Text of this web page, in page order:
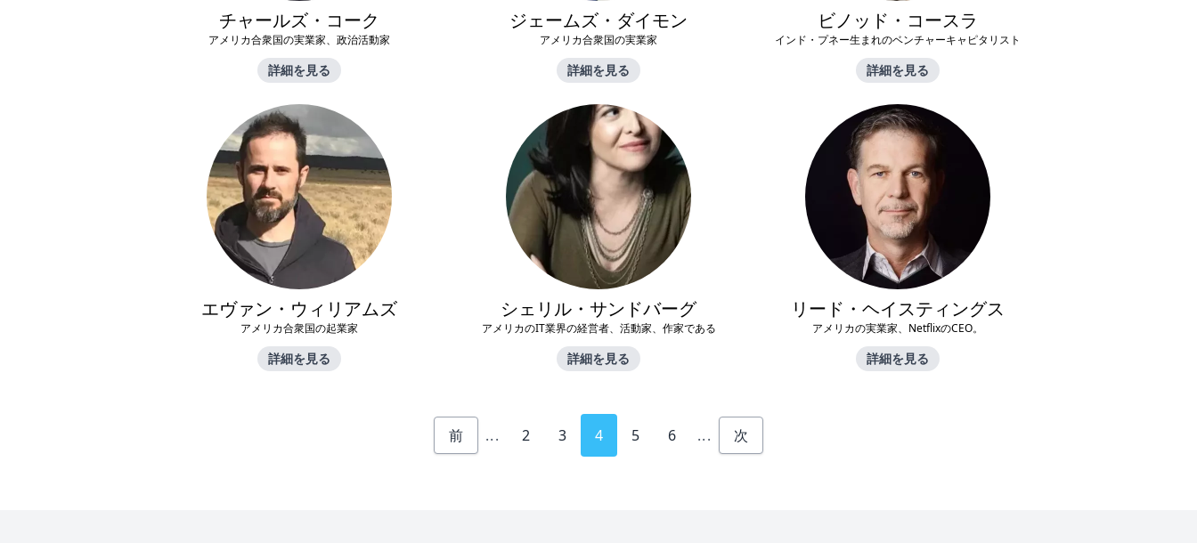
チャールズ・コーク
アメリカ合衆国の実業家、政治活動家
詳細を見る
ジェームズ・ダイモン
アメリカ合衆国の実業家
詳細を見る
ビノッド・コースラ
インド・プネー生まれのベンチャーキャピタリスト
詳細を見る
エヴァン・ウィリアムズ
アメリカ合衆国の起業家
詳細を見る
シェリル・サンドバーグ
アメリカのIT業界の経営者、活動家、作家である
詳細を見る
リード・ヘイスティングス
アメリカの実業家、NetflixのCEO。
詳細を見る
前 ... 2 3 4 5 6 ... 次